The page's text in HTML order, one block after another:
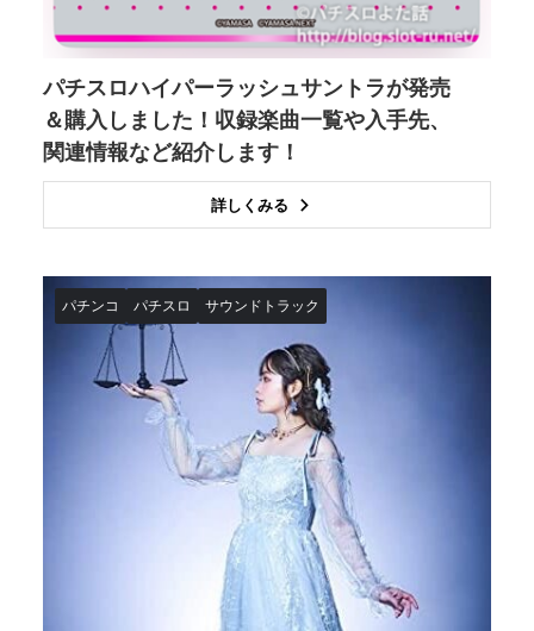
パチスロハイパーラッシュサントラが発売
＆購入しました！収録楽曲一覧や入手先、
関連情報など紹介します！
詳しくみる
パチンコ パチスロ サウンドトラック